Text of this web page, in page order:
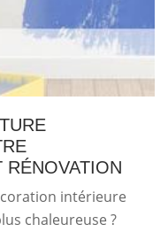
RÉNOVATION
intérieure
chaleureuse ?